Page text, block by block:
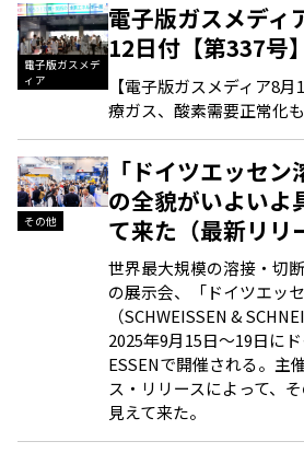
電子版ガスメデ
ィア
電子版ガスメディ
12日付【第337号】
【電子版ガスメディア8
療ガス、酸素需要正常化
その他
「ドイツエッセン
の全貌がいよいよ
て来た（最新リリ
世界最大規模の溶接・切
の展示会、「ドイツエッ
（SCHWEISSEN &
2025年9月15日～19日に
ESSENで開催される。主
ス・リリースによって、
見えて来た。